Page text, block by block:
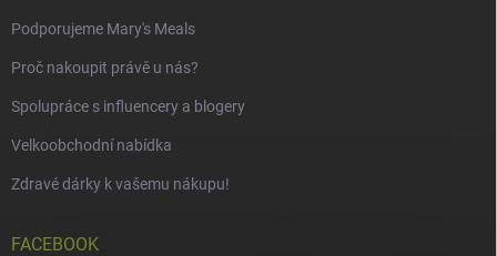
Podporujeme Mary's Meals
Proč nakoupit právě u nás?
Spolupráce s influencery a blogery
Velkoobchodní nabídka
Zdravé dárky k vašemu nákupu!
FACEBOOK